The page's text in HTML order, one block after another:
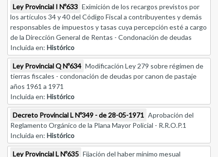
Ley Provincial I Nº633 Eximición de los recargos previstos por
los artículos 34 y 40 del Código Fiscal a contribuyentes y demás
responsables de impuestos y tasas cuya percepción esté a cargo
de la Dirección General de Rentas - Condonación de deudas
Incluida en: Histórico
Ley Provincial Q Nº634 Modificación Ley 279 sobre régimen de
tierras fiscales - condonación de deudas por canon de pastaje
años 1961 a 1971
Incluida en: Histórico
Decreto Provincial L Nº349 - de 28-05-1971 Aprobación del
Reglamento Orgánico de la Plana Mayor Policial - R.R.O.P.1
Incluida en: Histórico
Ley Provincial L Nº635 Fijación del haber mínimo mesual